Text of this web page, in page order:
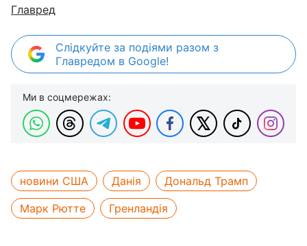
Главред
Слідкуйте за подіями разом з
Главредом в Google!
Ми в соцмережах:
новини США Данія
Дональд Трамп
Марк Рютте
Гренландія